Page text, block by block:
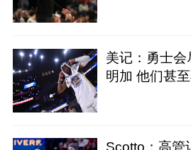
美记：勇士
明加 他们甚